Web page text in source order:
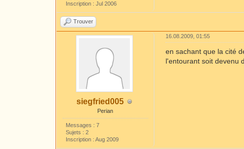
Inscription : Jul 2006
Trouver
siegfried005
Perian
Messages : 7
Sujets : 2
Inscription : Aug 2009
16.08.2009, 01:55
en sachant que la cité
l'entourant soit devenu